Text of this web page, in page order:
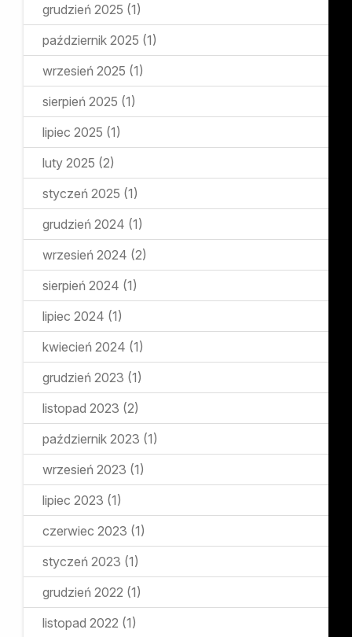
grudzień 2025 (1)
październik 2025 (1)
wrzesień 2025 (1)
sierpień 2025 (1)
lipiec 2025 (1)
luty 2025 (2)
styczeń 2025 (1)
grudzień 2024 (1)
wrzesień 2024 (2)
sierpień 2024 (1)
lipiec 2024 (1)
kwiecień 2024 (1)
grudzień 2023 (1)
listopad 2023 (2)
październik 2023 (1)
wrzesień 2023 (1)
lipiec 2023 (1)
czerwiec 2023 (1)
styczeń 2023 (1)
grudzień 2022 (1)
listopad 2022 (1)